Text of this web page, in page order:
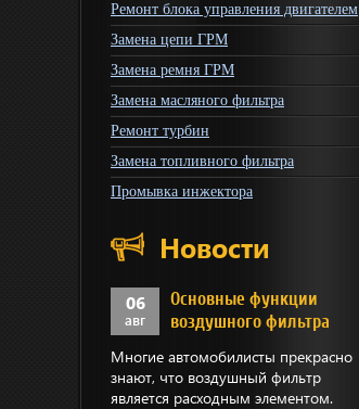
Ремонт блока управления двигателем
Замена цепи ГРМ
Замена ремня ГРМ
Замена масляного фильтра
Ремонт турбин
Замена топливного фильтра
Промывка инжектора
Новости
06
авг
Основные функции
воздушного фильтра
Многие автомобилисты прекрасно
знают, что воздушный фильтр
является расходным элементом.